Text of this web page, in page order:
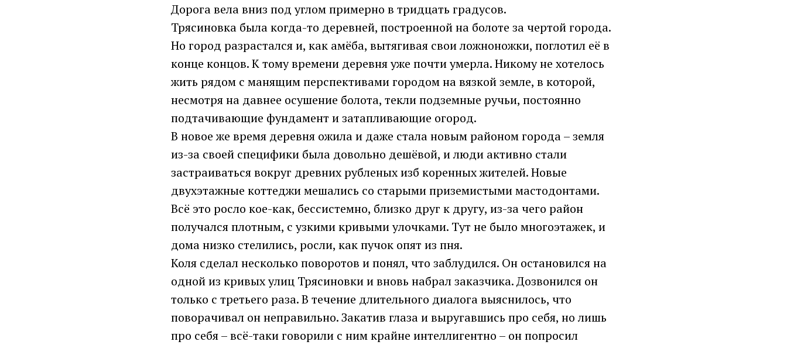
Дорога вела вниз под углом примерно в тридцать градусов.
Трясиновка была когда-то деревней, построенной на болоте за чертой города.
Но город разрастался и, как амёба, вытягивая свои ложноножки, поглотил её в
конце концов. К тому времени деревня уже почти умерла. Никому не хотелось
жить рядом с манящим перспективами городом на вязкой земле, в которой,
несмотря на давнее осушение болота, текли подземные ручьи, постоянно
подтачивающие фундамент и затапливающие огород.
В новое же время деревня ожила и даже стала новым районом города – земля
из-за своей специфики была довольно дешёвой, и люди активно стали
застраиваться вокруг древних рубленых изб коренных жителей. Новые
двухэтажные коттеджи мешались со старыми приземистыми мастодонтами.
Всё это росло кое-как, бессистемно, близко друг к другу, из-за чего район
получался плотным, с узкими кривыми улочками. Тут не было многоэтажек, и
дома низко стелились, росли, как пучок опят из пня.
Коля сделал несколько поворотов и понял, что заблудился. Он остановился на
одной из кривых улиц Трясиновки и вновь набрал заказчика. Дозвонился он
только с третьего раза. В течение длительного диалога выяснилось, что
поворачивал он неправильно. Закатив глаза и выругавшись про себя, но лишь
про себя – всё-таки говорили с ним крайне интеллигентно – он попросил